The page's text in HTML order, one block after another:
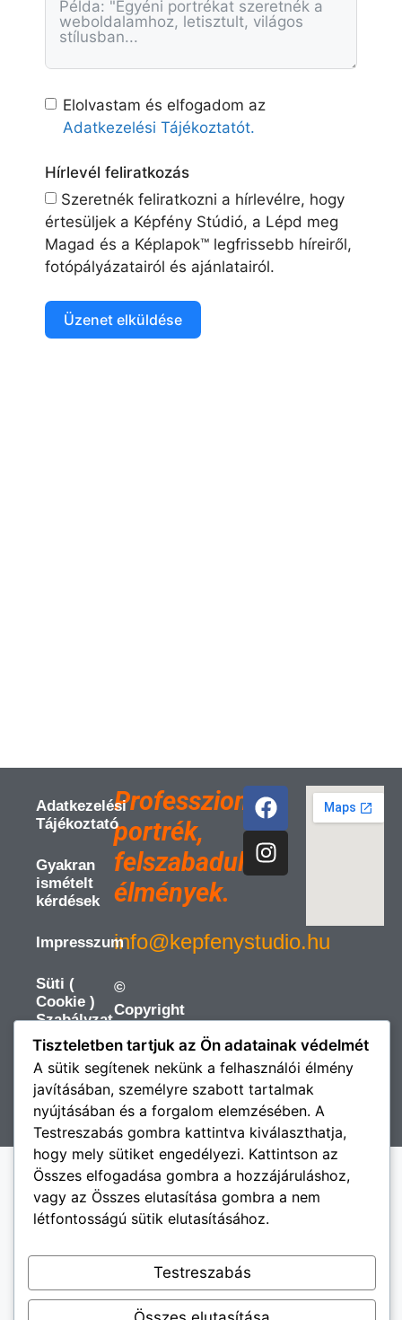
Elolvastam és elfogadom az
Adatkezelési Tájékoztatót.
Hírlevél feliratkozás
Szeretnék feliratkozni a hírlevélre, hogy
értesüljek a Képfény Stúdió, a Lépd meg
Magad és a Képlapok™ legfrissebb híreiről,
fotópályázatairól és ajánlatairól.
Üzenet elküldése
Adatkezelési
Tájékoztató
Gyakran
ismételt
kérdések
Impresszum
Süti (
Cookie )
Szabályzat
ÁSZF
Professzionális
portrék,
felszabadult
élmények.
info@kepfenystudio.hu
©
Copyright
https://kepfenystudio.hu All
Rights
Reserved.
Tiszteletben tartjuk az Ön adatainak védelmét
A sütik segítenek nekünk a felhasználói élmény
javításában, személyre szabott tartalmak
nyújtásában és a forgalom elemzésében. A
Testreszabás gombra kattintva kiválaszthatja,
hogy mely sütiket engedélyezi. Kattintson az
Összes elfogadása gombra a hozzájáruláshoz,
vagy az Összes elutasítása gombra a nem
létfontosságú sütik elutasításához.
Testreszabás